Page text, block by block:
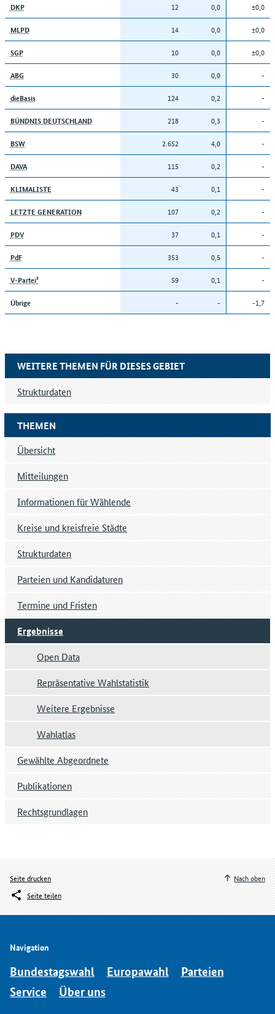
DKP 12 0,0 ±0,0
MLPD 14 0,0 ±0,0
SGP 10 0,0 ±0,0
ABG 30 0,0 -
dieBasis 124 0,2 -
BÜNDNIS DEUTSCHLAND 218 0,3 -
BSW 2.652 4,0 -
DAVA 115 0,2 -
KLIMALISTE 43 0,1 -
LETZTE GENERATION 107 0,2 -
PDV 37 0,1 -
PdF 353 0,5 -
V-Partei³ 59 0,1 -
Übrige - - -1,7
THEMEN
Übersicht
Mitteilungen
Informationen für Wählende
Kreise und kreisfreie Städte
Strukturdaten
Parteien und Kandidaturen
Termine und Fristen
Ergebnisse
Open Data
Repräsentative Wahlstatistik
Weitere Ergebnisse
Wahlatlas
Gewählte Abgeordnete
Publikationen
Rechtsgrundlagen
WEITERE THEMEN FÜR DIESES GEBIET
Strukturdaten
Seite drucken
Seite teilen
Nach oben
Navigation
Bundestagswahl Europawahl
Parteien
Service
Über uns